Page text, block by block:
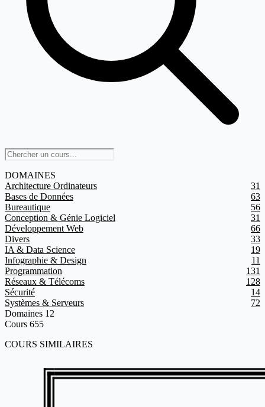
DOMAINES
Architecture Ordinateurs
31
Bases de Données
63
Bureautique
56
Conception & Génie Logiciel
31
Développement Web
66
Divers
33
IA & Data Science
19
Infographie & Design
11
Programmation
131
Réseaux & Télécoms
128
Sécurité
14
Systèmes & Serveurs
72
Domaines 12
Cours 655
COURS SIMILAIRES